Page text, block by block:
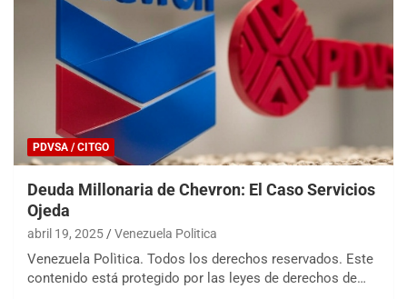
PDVSA / CITGO
Deuda Millonaria de Chevron: El Caso Servicios
Ojeda
abril 19, 2025 Venezuela Politica
Venezuela Polìtica. Todos los derechos reservados. Este
contenido está protegido por las leyes de derechos de…